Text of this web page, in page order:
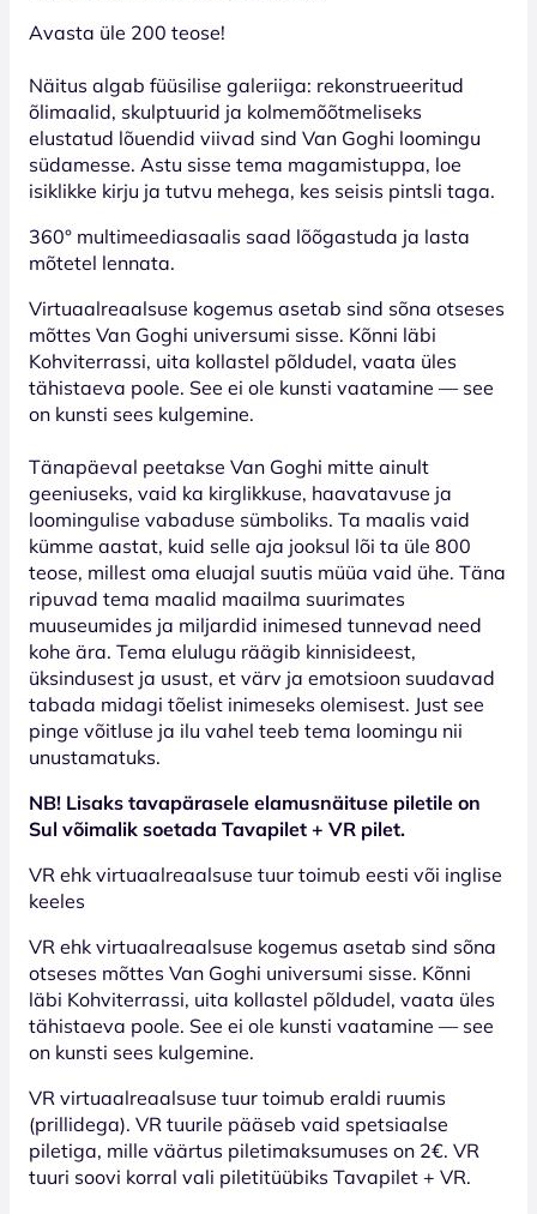
Avasta üle 200 teose!
Näitus algab füüsilise galeriiga: rekonstrueeritud
õlimaalid, skulptuurid ja kolmemõõtmeliseks
elustatud lõuendid viivad sind Van Goghi loomingu
südamesse. Astu sisse tema magamistuppa, loe
isiklikke kirju ja tutvu mehega, kes seisis pintsli taga.
360° multimeediasaalis saad lõõgastuda ja lasta
mõtetel lennata.
Virtuaalreaalsuse kogemus asetab sind sõna otseses
mõttes Van Goghi universumi sisse. Kõnni läbi
Kohviterrassi, uita kollastel põldudel, vaata üles
tähistaeva poole. See ei ole kunsti vaatamine — see
on kunsti sees kulgemine.
Tänapäeval peetakse Van Goghi mitte ainult
geeniuseks, vaid ka kirglikkuse, haavatavuse ja
loomingulise vabaduse sümboliks. Ta maalis vaid
kümme aastat, kuid selle aja jooksul lõi ta üle 800
teose, millest oma eluajal suutis müüa vaid ühe. Täna
ripuvad tema maalid maailma suurimates
muuseumides ja miljardid inimesed tunnevad need
kohe ära. Tema elulugu räägib kinnisideest,
üksindusest ja usust, et värv ja emotsioon suudavad
tabada midagi tõelist inimeseks olemisest. Just see
pinge võitluse ja ilu vahel teeb tema loomingu nii
unustamatuks.
NB! Lisaks tavapärasele elamusnäituse piletile on
Sul võimalik soetada Tavapilet + VR pilet.
VR ehk virtuaalreaalsuse tuur toimub eesti või inglise
keeles
VR ehk virtuaalreaalsuse kogemus asetab sind sõna
otseses mõttes Van Goghi universumi sisse. Kõnni
läbi Kohviterrassi, uita kollastel põldudel, vaata üles
tähistaeva poole. See ei ole kunsti vaatamine — see
on kunsti sees kulgemine.
VR virtuaalreaalsuse tuur toimub eraldi ruumis
(prillidega). VR tuurile pääseb vaid spetsiaalse
piletiga, mille väärtus piletimaksumuses on 2€. VR
tuuri soovi korral vali piletitüübiks Tavapilet + VR.